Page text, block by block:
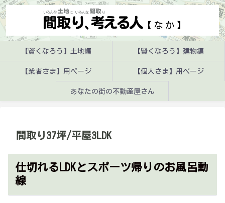
【賢くなろう】土地編 【賢くなろう】建物編
【業者さま】用ページ 【個人さま】用ページ
あなたの街の不動産屋さん
間取り37坪/平屋3LDK
仕切れるLDKとスポーツ帰りのお風呂動
線